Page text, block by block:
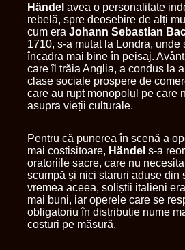
Händel avea o personalitate
rebelă, spre deosebire de alți
cum era Johann Sebastian
1710, s-a mutat la Londra, unde
încadra mai bine în peisaj.
care îl trăia Anglia, a condus la
clase sociale prospere de
care au rupt monopolul pe care
asupra vieții culturale.
Pentru că punerea în scenă a
mai costisitoare, Händel s-a
oratoriile sacre, care nu
scumpă și nici staruri aduse din
vremea aceea, soliștii italieni
mai buni, iar operele care se
obligatoriu în distribuție nume
costuri pe măsură.